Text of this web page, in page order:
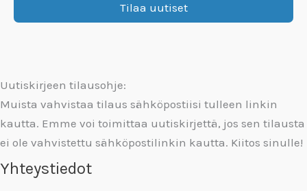
Uutiskirjeen tilausohje:
Muista vahvistaa tilaus sähköpostiisi tulleen linkin
kautta. Emme voi toimittaa uutiskirjettä, jos sen tilausta
ei ole vahvistettu sähköpostilinkin kautta. Kiitos sinulle!
Yhteystiedot